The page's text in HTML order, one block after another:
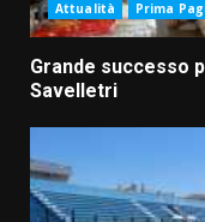
Attualità Prima
Grande successo
Savelletri